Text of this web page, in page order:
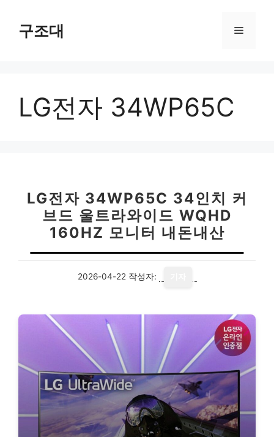
구조대 메
LG전자 34WP65C
LG전자 34WP65C 34인치 커
브드 울트라와이드 WQHD
160HZ 모니터 내돈내산
2026-04-22 작성자: